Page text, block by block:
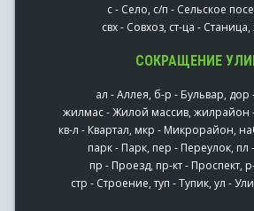
с - Село, с/п - Сельское
свх - Совхоз, ст-ца - Станица,
СОКРАЩЕНИЕ
ал - Аллея, б-р - Бульвар, дор
жилмас - Жилой массив,
кв-л - Квартал, мкр - Микрорайон,
парк - Парк, пер - Переулок,
пр - Проезд, пр-кт - Проспект,
стр - Строение, туп - Тупик, ул -